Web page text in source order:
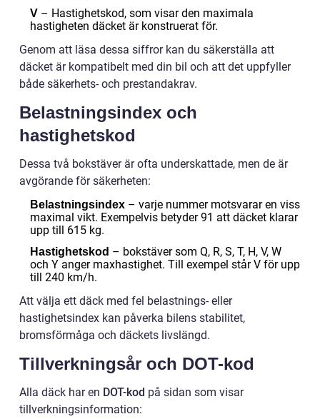
V – Hastighetskod, som visar den maximala
hastigheten däcket är konstruerat för.
Genom att läsa dessa siffror kan du säkerställa att
däcket är kompatibelt med din bil och att det uppfyller
både säkerhets- och prestandakrav.
Belastningsindex och
hastighetskod
Dessa två bokstäver är ofta underskattade, men de är
avgörande för säkerheten:
Belastningsindex – varje nummer motsvarar en viss
maximal vikt. Exempelvis betyder 91 att däcket klarar
upp till 615 kg.
Hastighetskod – bokstäver som Q, R, S, T, H, V, W
och Y anger maxhastighet. Till exempel står V för upp
till 240 km/h.
Att välja ett däck med fel belastnings- eller
hastighetsindex kan påverka bilens stabilitet,
bromsförmåga och däckets livslängd.
Tillverkningsår och DOT-kod
Alla däck har en DOT-kod på sidan som visar
tillverkningsinformation: